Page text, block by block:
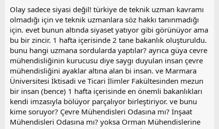
y
l
a
Olay sadece siyasi değil! türkiye de teknik uzman kavramı
olmadığı için ve teknik uzmanlara söz hakkı tanınmadığı
için. evet bunun altında siyaset yatıyor gibi görünüyor ama
bu bir zincir. 1 hafta içerisinde 2 tane bakanlık oluşturuldu.
bunu hangi uzmana sordularda yaptılar? ayrıca güya cevre
mühendisliğinin kurucusu diye saygı duyulan insan çevre
mühendisliğini ayaklar altına alan bi insan. ve Marmara
Üniversitesi İktisadi ve Ticari İlimler Fakültesinden mezun
bir insan (bence) 1 hafta içerisinde en önemli bakanlıkları
kendi imzasıyla bölüyor parçalıyor birleştiriyor. ve bunu
kime soruyor? Çevre Mühendisleri Odasına mı? İnşaat
Mühendisleri Odasına mı? yoksa Orman Mühendislerine